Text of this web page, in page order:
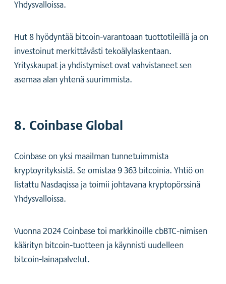
Yhdysvalloissa.
Hut 8 hyödyntää bitcoin-varantoaan tuottotileillä ja on
investoinut merkittävästi tekoälylaskentaan.
Yrityskaupat ja yhdistymiset ovat vahvistaneet sen
asemaa alan yhtenä suurimmista.
8. Coinbase Global
Coinbase on yksi maailman tunnetuimmista
kryptoyrityksistä. Se omistaa 9 363 bitcoinia. Yhtiö on
listattu Nasdaqissa ja toimii johtavana kryptopörssinä
Yhdysvalloissa.
Vuonna 2024 Coinbase toi markkinoille cbBTC-nimisen
käärityn bitcoin-tuotteen ja käynnisti uudelleen
bitcoin-lainapalvelut.